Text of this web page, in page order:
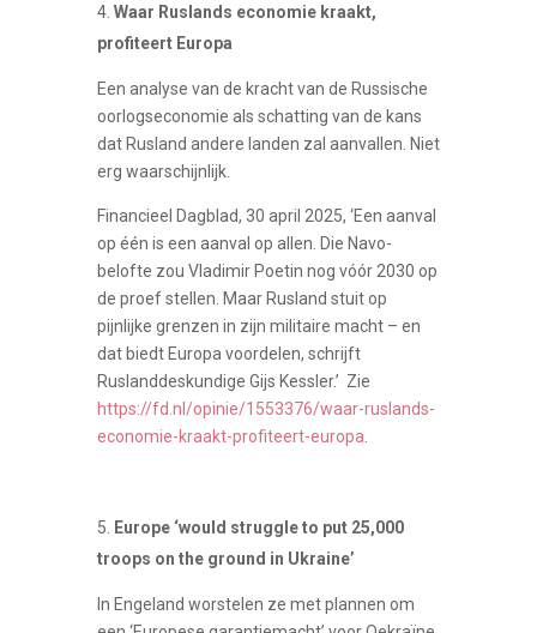
Waar Ruslands economie kraakt,
profiteert Europa
Een analyse van de kracht van de Russische
oorlogseconomie als schatting van de kans
dat Rusland andere landen zal aanvallen. Niet
erg waarschijnlijk.
Financieel Dagblad, 30 april 2025, ‘Een aanval
op één is een aanval op allen. Die Navo-
belofte zou Vladimir Poetin nog vóór 2030 op
de proef stellen. Maar Rusland stuit op
pijnlijke grenzen in zijn militaire macht – en
dat biedt Europa voordelen, schrijft
Ruslanddeskundige Gijs Kessler.’ Zie
https://fd.nl/opinie/1553376/waar-ruslands-
economie-kraakt-profiteert-europa
Europe ‘would struggle to put 25,000
troops on the ground in Ukraine’
In Engeland worstelen ze met plannen om